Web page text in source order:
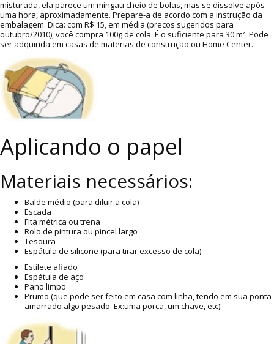
misturada, ela parece um mingau cheio de bolas, mas se dissolve após
uma hora, aproximadamente. Prepare-a de acordo com a instrução da
embalagem. Dica: com R$ 15, em média (preços sugeridos para
outubro/2010), você compra 100g de cola. É o suficiente para 30 m². Pode
ser adquirida em casas de materias de construção ou Home Center.
Aplicando o papel
Materiais necessários:
Balde médio (para diluir a cola)
Escada
Fita métrica ou trena
Rolo de pintura ou pincel largo
Tesoura
Espátula de silicone (para tirar excesso de cola)
Estilete afiado
Espátula de aço
Pano limpo
Prumo (que pode ser feito em casa com linha, tendo em sua ponta
amarrado algo pesado. Ex:uma porca, um chave, etc).